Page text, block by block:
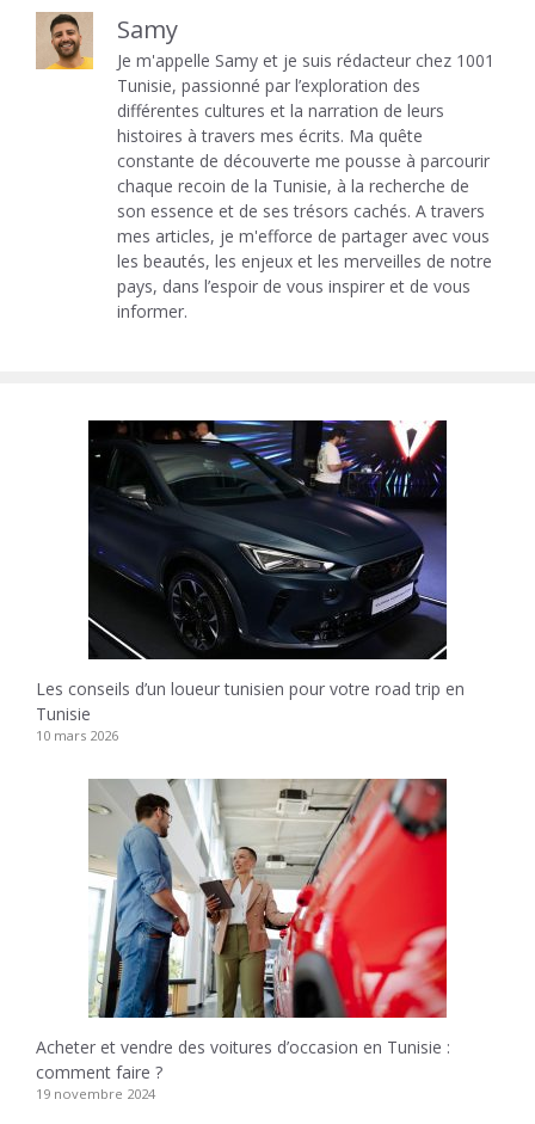
Samy
Je m'appelle Samy et je suis rédacteur chez 1001
Tunisie, passionné par l’exploration des
différentes cultures et la narration de leurs
histoires à travers mes écrits. Ma quête
constante de découverte me pousse à parcourir
chaque recoin de la Tunisie, à la recherche de
son essence et de ses trésors cachés. A travers
mes articles, je m'efforce de partager avec vous
les beautés, les enjeux et les merveilles de notre
pays, dans l’espoir de vous inspirer et de vous
informer.
Les conseils d’un loueur tunisien pour votre road trip en
Tunisie
10 mars 2026
Acheter et vendre des voitures d’occasion en Tunisie :
comment faire ?
19 novembre 2024